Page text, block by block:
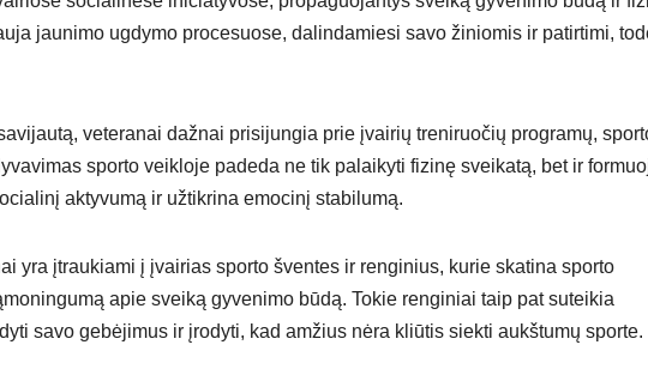
jaunimo ugdymo procesuose, dalindamiesi savo žiniomis ir patirtimi,
veteranai dažnai prisijungia prie įvairių treniruočių programų,
sporto veikloje padeda ne tik palaikyti fizinę sveikatą, bet ir
aktyvumą ir užtikrina emocinį stabilumą.
yra įtraukiami į įvairias sporto šventes ir renginius, kurie skatina sporto
apie sveiką gyvenimo būdą. Tokie renginiai taip pat suteikia
savo gebėjimus ir įrodyti, kad amžius nėra kliūtis siekti aukštumų sporte.